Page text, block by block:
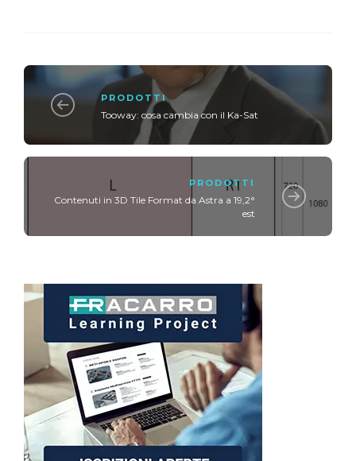
PRODOTTI
Tooway: cosa cambia con il Ka-Sat
PRODOTTI
Contenuti in 3D Tile Format da Astra a 19,2°
est